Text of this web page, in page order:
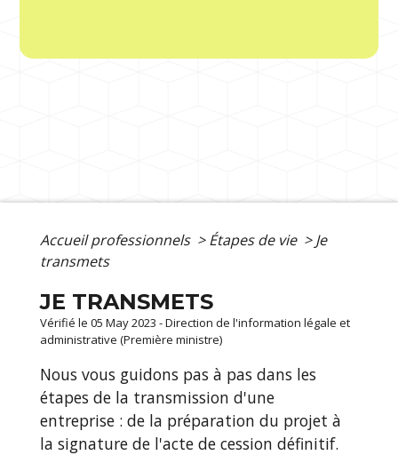
Accueil professionnels > Étapes de vie > Je
transmets
JE TRANSMETS
Vérifié le 05 May 2023 - Direction de l'information légale et
administrative (Première ministre)
Nous vous guidons pas à pas dans les
étapes de la transmission d'une
entreprise : de la préparation du projet à
la signature de l'acte de cession définitif.